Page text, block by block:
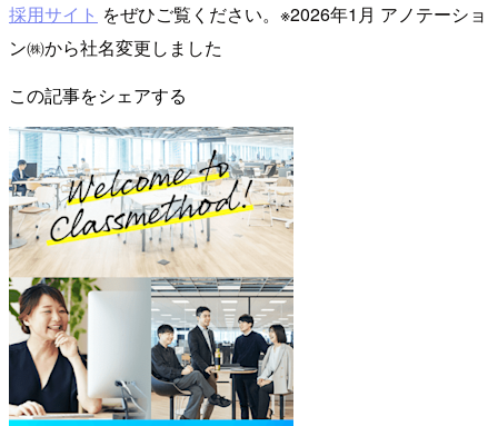
採用サイト をぜひご覧ください。※2026年1月 アノテーショ
ン㈱から社名変更しました
この記事をシェアする